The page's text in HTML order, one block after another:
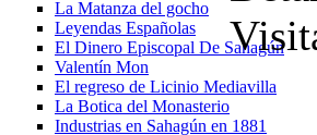
La Matanza del gocho
Leyendas Españolas
El Dinero Episcopal De Sahagún
Valentín Mon
El regreso de Licinio Mediavilla
La Botica del Monasterio
Industrias en Sahagún en 1881